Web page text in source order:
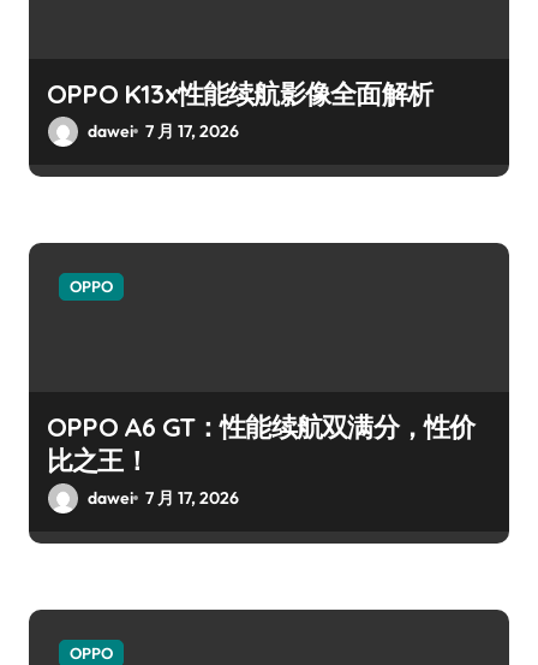
OPPO K13x性能续航影像全面解析
dawei 7 月 17, 2026
OPPO
OPPO A6 GT：性能续航双满分，性价
比之王！
dawei 7 月 17, 2026
OPPO